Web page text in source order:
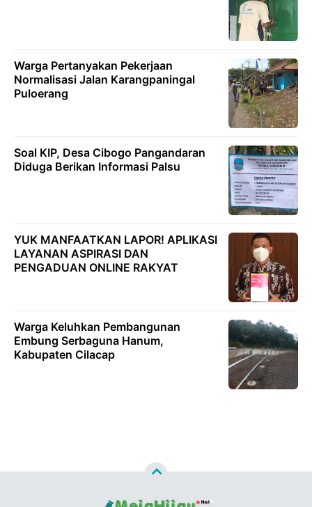
Warga Pertanyakan Pekerjaan
Normalisasi Jalan Karangpaningal
Puloerang
Soal KIP, Desa Cibogo Pangandaran
Diduga Berikan Informasi Palsu
YUK MANFAATKAN LAPOR! APLIKASI
LAYANAN ASPIRASI DAN
PENGADUAN ONLINE RAKYAT
Warga Keluhkan Pembangunan
Embung Serbaguna Hanum,
Kabupaten Cilacap